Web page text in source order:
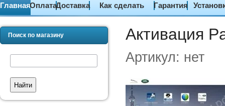
ГлавнаяОплатаДоставка Как сделать Гарантия
Поиск по магазину
Найти
Активация
Артикул: нет